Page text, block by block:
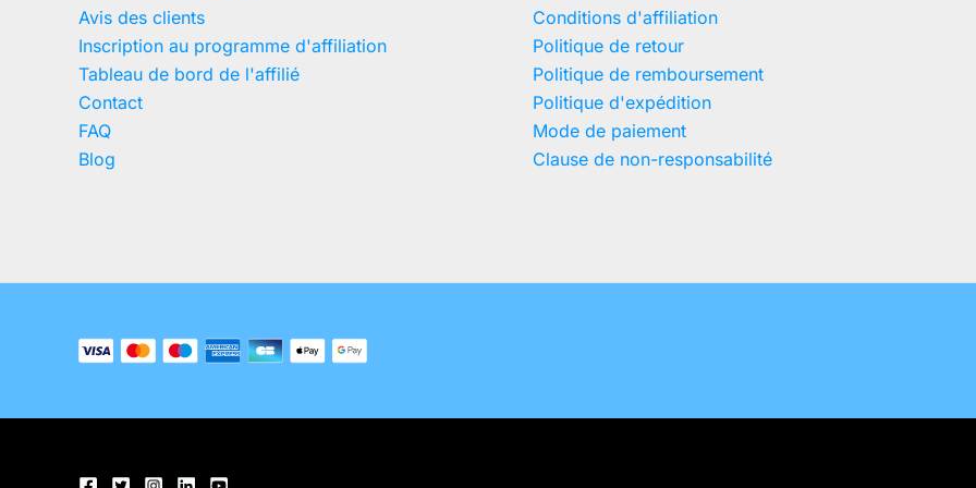
Avis des clients
Inscription au programme d'affiliation
Tableau de bord de l'affilié
Contact
FAQ
Blog
Conditions d'affiliation
Politique de retour
Politique de remboursement
Politique d'expédition
Mode de paiement
Clause de non-responsabilité